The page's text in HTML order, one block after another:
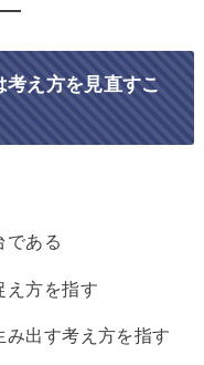
考え方を見直すこ
である
え方を指す
出す考え方を指す